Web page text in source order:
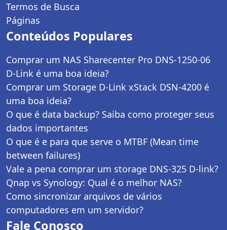
Termos de Busca
Páginas
Conteúdos Populares
Comprar um NAS Sharecenter Pro DNS-1250-06
D-Link é uma boa ideia?
Comprar um Storage D-Link xStack DSN-4200 é
uma boa ideia?
O que é data backup? Saiba como proteger seus
dados importantes
O que é e para que serve o MTBF (Mean time
between failures)
Vale a pena comprar um storage DNS-325 D-link?
Qnap vs Synology: Qual é o melhor NAS?
Como sincronizar arquivos de vários
computadores em um servidor?
Fale Conosco